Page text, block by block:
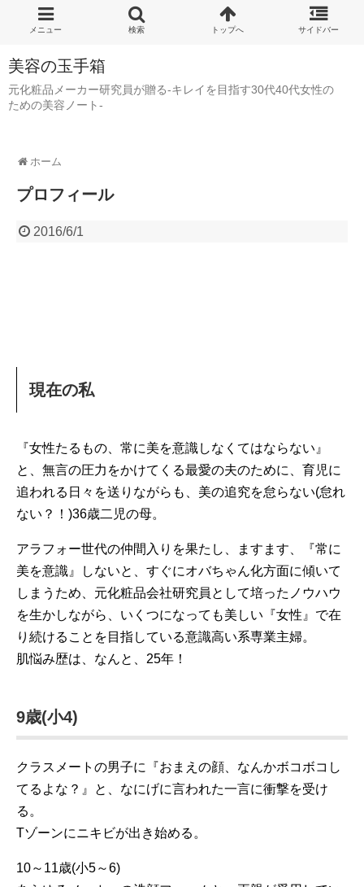
美容の玉手箱
元化粧品メーカー研究員が贈る-キレイを目指す30代40代女性の
ための美容ノート-
ホーム
プロフィール
2016/6/1
現在の私
『女性たるもの、常に美を意識しなくてはならない』
と、無言の圧力をかけてくる最愛の夫のために、育児に
追われる日々を送りながらも、美の追究を怠らない(怠れ
ない？！)36歳二児の母。
アラフォー世代の仲間入りを果たし、ますます、『常に
美を意識』しないと、すぐにオバちゃん化方面に傾いて
しまうため、元化粧品会社研究員として培ったノウハウ
を生かしながら、いくつになっても美しい『女性』で在
り続けることを目指している意識高い系専業主婦。
肌悩み歴は、なんと、25年！
9歳(小4)
クラスメートの男子に『おまえの顔、なんかボコボコし
てるよな？』と、なにげに言われた一言に衝撃を受け
る。
Tゾーンにニキビが出き始める。
10～11歳(小5～6)